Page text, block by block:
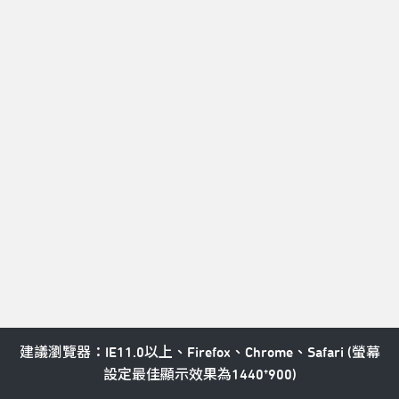
建議瀏覽器：IE11.0以上、Firefox、Chrome、Safari (螢幕
設定最佳顯示效果為1440*900)